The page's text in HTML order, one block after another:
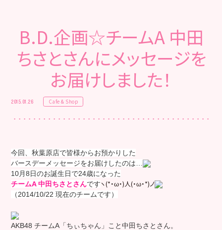
B.D.企画☆チームA 中田
ちさとさんにメッセージを
お届けしました！
2015.01.26 Cafe & Shop
今回、秋葉原店で皆様からお預かりした
バースデーメッセージをお届けしたのは…
10月8日のお誕生日で24歳になった
チームA 中田ちさとさんですヽ(*・ω・)人(・ω・*)ノ
（2014/10/22 現在のチームです）
AKB48 チームA「ちぃちゃん」こと中田ちさとさん。